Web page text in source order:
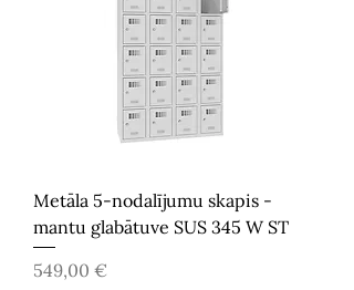
Metāla 5-nodalījumu skapis -
mantu glabātuve SUS 345 W ST
Cena
549,00 €